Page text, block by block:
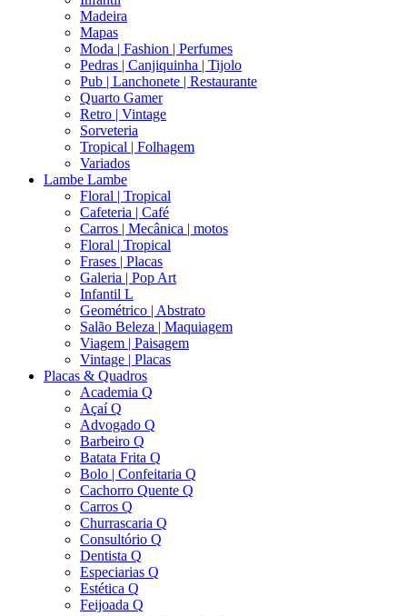
Madeira
Mapas
Moda | Fashion | Perfumes
Pedras | Canjiquinha | Tijolo
Pub | Lanchonete | Restaurante
Quarto Gamer
Retro | Vintage
Sorveteria
Tropical | Folhagem
Variados
Lambe Lambe
Floral | Tropical
Cafeteria | Café
Carros | Mecânica | motos
Floral | Tropical
Frases | Placas
Galeria | Pop Art
Infantil L
Geométrico | Abstrato
Salão Beleza | Maquiagem
Viagem | Paisagem
Vintage | Placas
Placas & Quadros
Academia Q
Açaí Q
Advogado Q
Barbeiro Q
Batata Frita Q
Bolo | Confeitaria Q
Cachorro Quente Q
Carros Q
Churrascaria Q
Consultório Q
Dentista Q
Especiarias Q
Estética Q
Feijoada Q